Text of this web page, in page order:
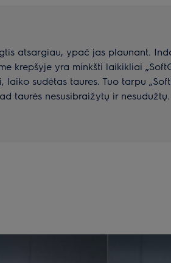
atsargiau, ypač jas plaunant.
krepšyje yra minkšti laikikliai
sudėtas taures. Tuo tarpu
taurės nesusibraižytų ir nesudužtų.